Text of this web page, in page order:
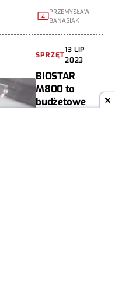
4 PRZEMYSŁAW
BANASIAK
SPRZĘT
13 LIP
2023
BIOSTAR
M800 to
budżetowe